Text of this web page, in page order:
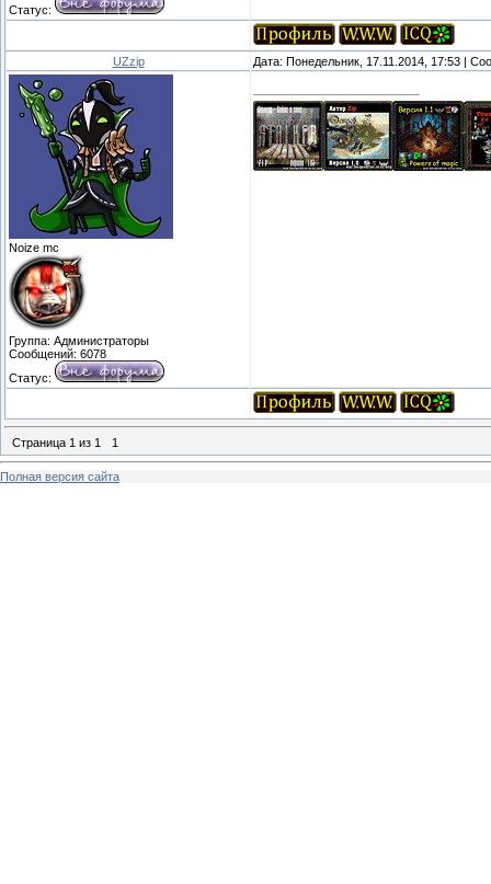
Статус:
UZzip Дата: Понедельник, 17.11.2014, 17:53 |
Noize mc
Группа: Администраторы
Сообщений: 6078
Статус:
Страница 1 из 1 1
Полная версия сайта